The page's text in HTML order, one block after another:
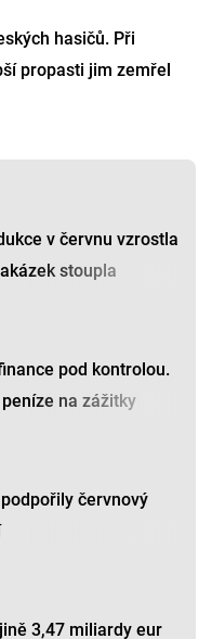
hasičů. Při
propasti jim zemřel
v červnu vzrostla
stoupla
pod kontrolou.
na zážitky
červnový
3,47 miliardy eur